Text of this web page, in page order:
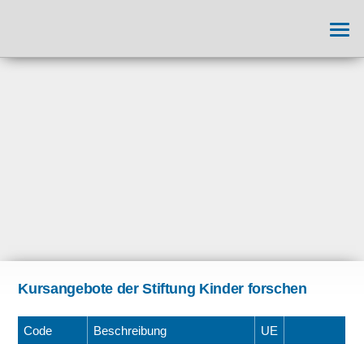
Kursangebote der Stiftung Kinder forschen
Code Beschreibung UE